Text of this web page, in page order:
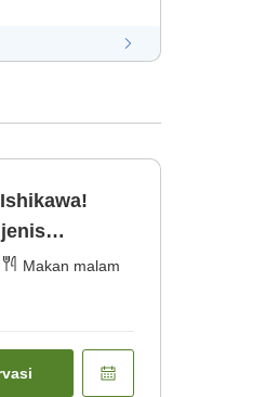
[Sarapan]
Makan malam